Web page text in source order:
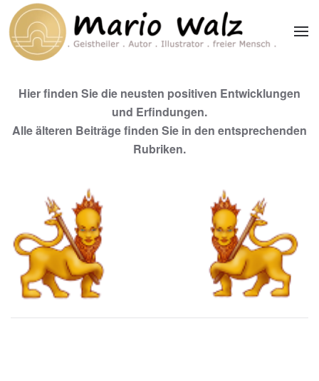
Zum Hauptinhalt springen
Hier finden Sie die neusten positiven Entwicklungen
und Erfindungen.
Alle älteren Beiträge finden Sie in den entsprechenden
Rubriken.